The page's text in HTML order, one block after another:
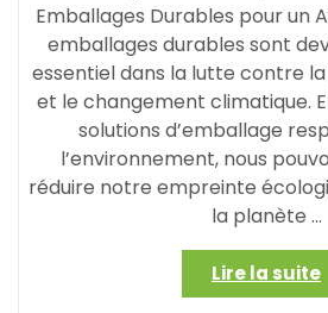
Emballages Durables pour un
emballages durables sont
essentiel dans la lutte contre
et le changement climatique.
solutions d’emballage
l’environnement, nous
réduire notre empreinte
la planète …
Lire la suite